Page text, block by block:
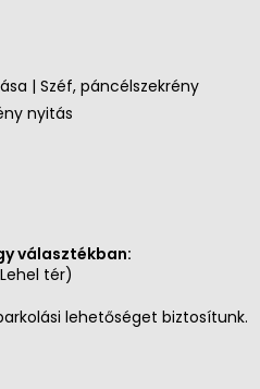
| Széf, páncélszekrény
nyitás
választékban:
tér)
lehetőséget biztosítunk.